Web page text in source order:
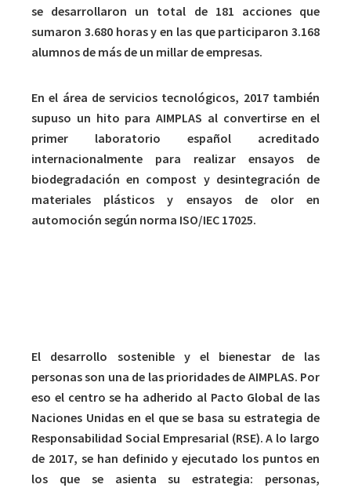
se desarrollaron un total de 181 acciones que
sumaron 3.680 horas y en las que participaron 3.168
alumnos de más de un millar de empresas.
En el área de servicios tecnológicos, 2017 también
supuso un hito para AIMPLAS al convertirse en el
primer laboratorio español acreditado
internacionalmente para realizar ensayos de
biodegradación en compost y desintegración de
materiales plásticos y ensayos de olor en
automoción según norma ISO/IEC 17025.
El desarrollo sostenible y el bienestar de las
personas son una de las prioridades de AIMPLAS. Por
eso el centro se ha adherido al Pacto Global de las
Naciones Unidas en el que se basa su estrategia de
Responsabilidad Social Empresarial (RSE). A lo largo
de 2017, se han definido y ejecutado los puntos en
los que se asienta su estrategia: personas,